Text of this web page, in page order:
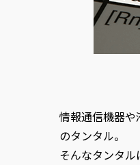
情報通信機器
のタンタル。
そんなタンタル